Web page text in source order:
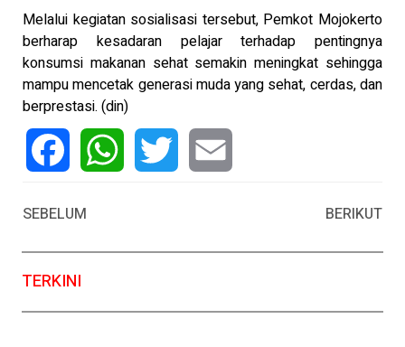
Melalui kegiatan sosialisasi tersebut, Pemkot Mojokerto
berharap kesadaran pelajar terhadap pentingnya
konsumsi makanan sehat semakin meningkat sehingga
mampu mencetak generasi muda yang sehat, cerdas, dan
berprestasi. (din)
SEBELUM
BERIKUT
TERKINI